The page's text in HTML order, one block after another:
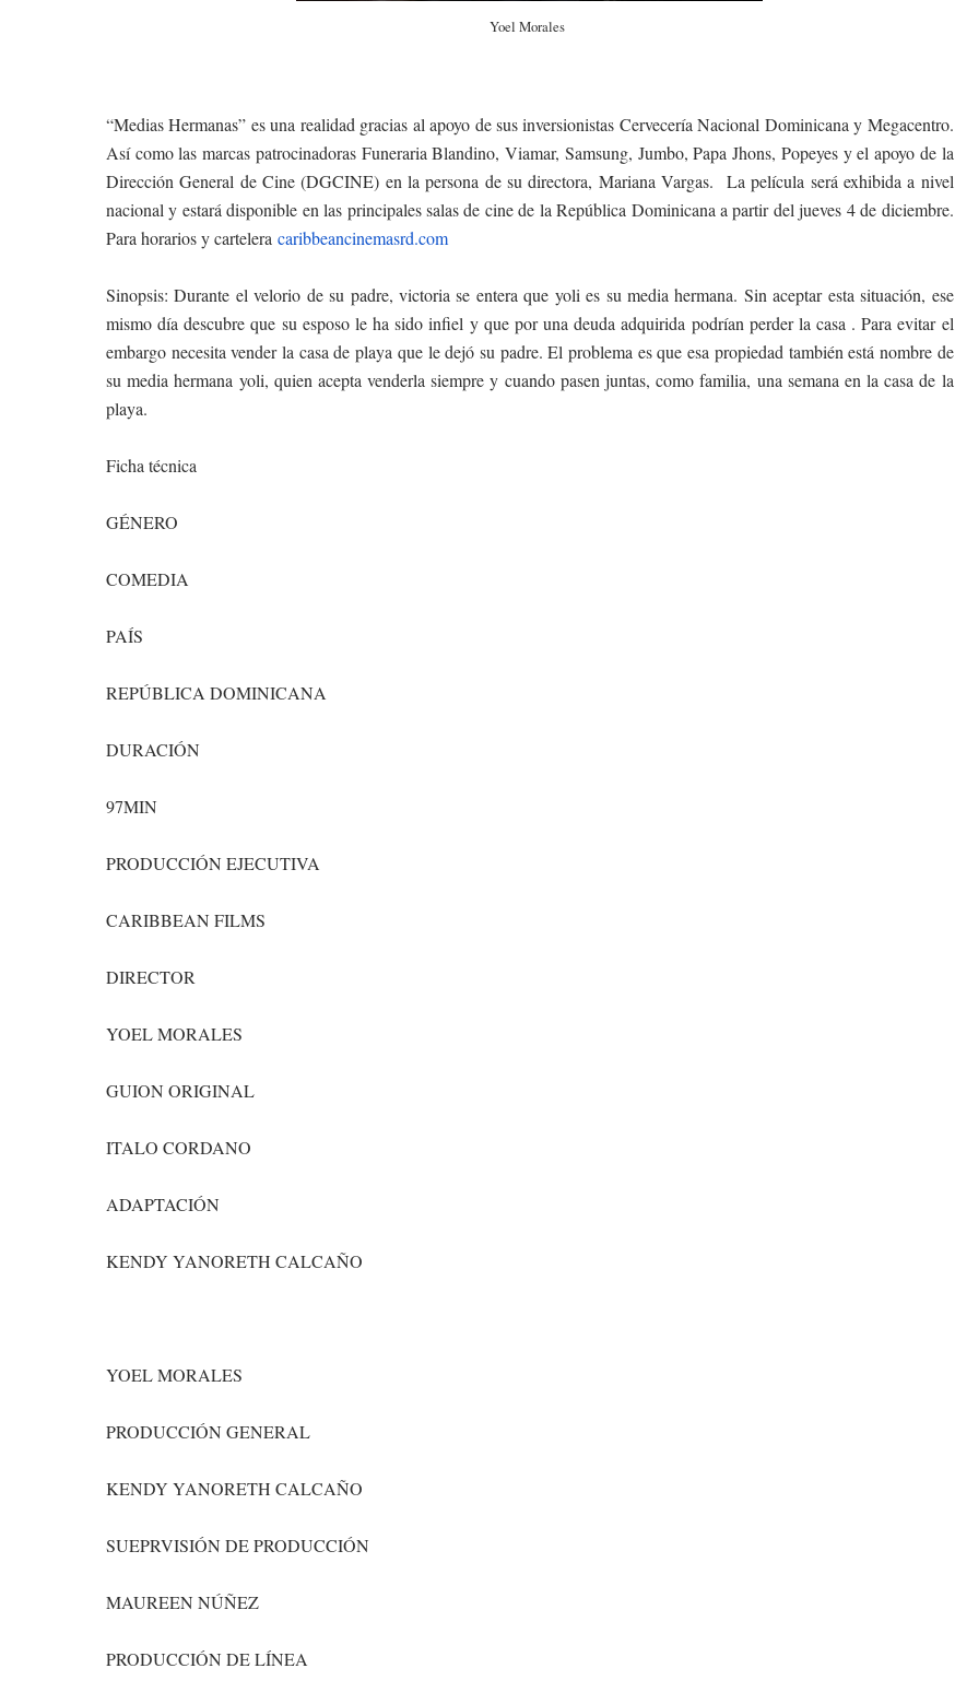
Yoel Morales
“Medias Hermanas” es una realidad gracias al apoyo de sus inversionistas Cervecería Nacional Dominicana y Megacentro.
Así como las marcas patrocinadoras Funeraria Blandino, Viamar, Samsung, Jumbo, Papa Jhons, Popeyes y el apoyo de la
Dirección General de Cine (DGCINE) en la persona de su directora, Mariana Vargas. La película será exhibida a nivel
nacional y estará disponible en las principales salas de cine de la República Dominicana a partir del jueves 4 de diciembre.
Para horarios y cartelera caribbeancinemasrd.com
Sinopsis: Durante el velorio de su padre, victoria se entera que yoli es su media hermana. Sin aceptar esta situación, ese
mismo día descubre que su esposo le ha sido infiel y que por una deuda adquirida podrían perder la casa . Para evitar el
embargo necesita vender la casa de playa que le dejó su padre. El problema es que esa propiedad también está nombre de
su media hermana yoli, quien acepta venderla siempre y cuando pasen juntas, como familia, una semana en la casa de la
playa.
Ficha técnica
GÉNERO
COMEDIA
PAÍS
REPÚBLICA DOMINICANA
DURACIÓN
97MIN
PRODUCCIÓN EJECUTIVA
CARIBBEAN FILMS
DIRECTOR
YOEL MORALES
GUION ORIGINAL
ITALO CORDANO
ADAPTACIÓN
KENDY YANORETH CALCAÑO
YOEL MORALES
PRODUCCIÓN GENERAL
KENDY YANORETH CALCAÑO
SUEPRVISIÓN DE PRODUCCIÓN
MAUREEN NÚÑEZ
PRODUCCIÓN DE LÍNEA